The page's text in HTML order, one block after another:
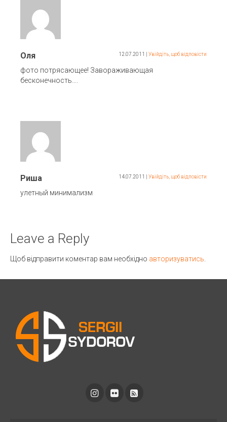
Оля 12.07.2011 Увійдіть, щоб відповісти
фото потрясающее! Завораживающая
бесконечность….
Риша 14.07.2011 Увійдіть, щоб відповісти
улетный минимализм
Leave a Reply
Щоб відправити коментар вам необхідно авторизуватись